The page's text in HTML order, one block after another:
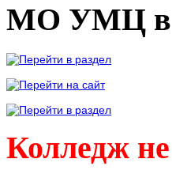
МО УМЦ в
Колледж